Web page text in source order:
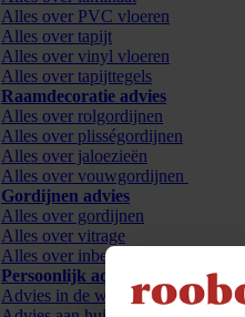
Alles over PVC vloeren
Alles over tapijt
Alles over vinyl vloeren
Alles over tapijttegels
Raamdecoratie advies
Alles over rolgordijnen
Alles over plisségordijnen
Alles over jaloezieën
Alles over vouwgordijnen
Gordijnen advies
Alles over gordijnen
Alles over vitrage
Alles over inbetween
Persoonlijk advies
Advies in de winkel